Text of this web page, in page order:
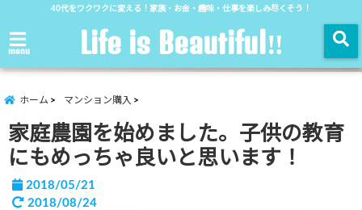
40代をワクワクに変える！家族・お金・趣味・仕事を楽しみ尽くそう！
menu Life is Beautiful‼︎
ホーム マンション購入
家庭農園を始めました。子供の教育
にもめっちゃ良いと思います！
2018/05/21
2018/08/24